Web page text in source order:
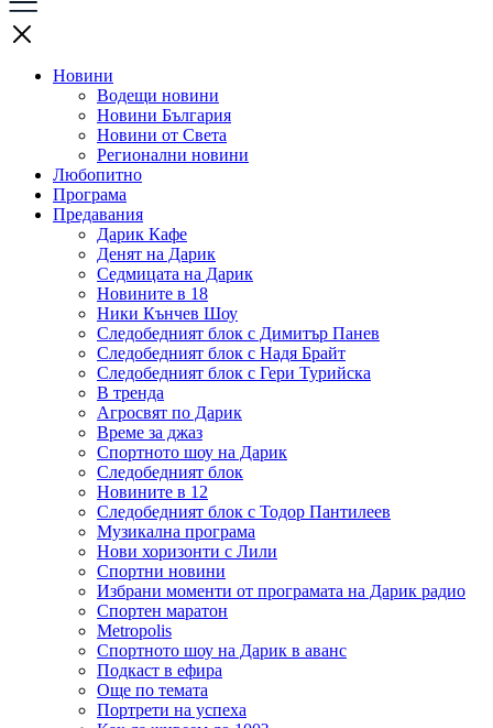
Новини
Водещи новини
Новини България
Новини от Света
Регионални новини
Любопитно
Програма
Предавания
Дарик Кафе
Денят на Дарик
Седмицата на Дарик
Новините в 18
Ники Кънчев Шоу
Следобедният блок с Димитър Панев
Следобедният блок с Надя Брайт
Следобедният блок с Гери Турийска
В тренда
Агросвят по Дарик
Време за джаз
Спортното шоу на Дарик
Следобедният блок
Новините в 12
Следобедният блок с Тодор Пантилеев
Музикална програма
Нови хоризонти с Лили
Спортни новини
Избрани моменти от програмата на Дарик радио
Спортен маратон
Metropolis
Спортното шоу на Дарик в аванс
Подкаст в ефира
Още по темата
Портрети на успеха